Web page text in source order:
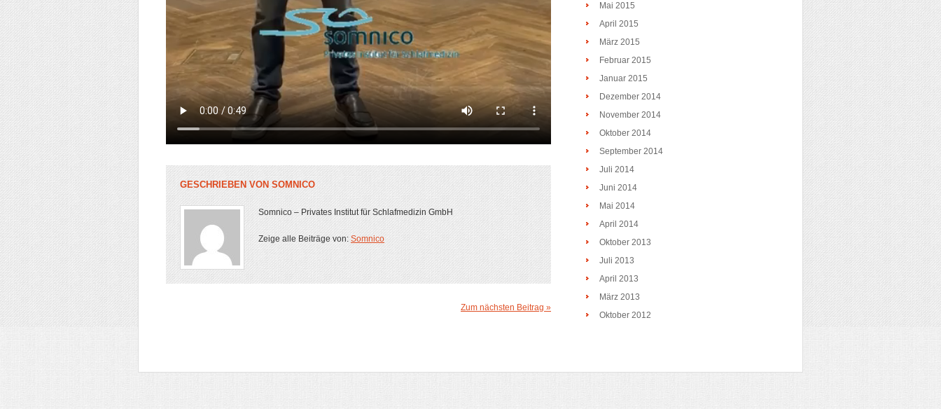
GESCHRIEBEN VONSOMNICO
Somnico – Privates Institut für Schlafmedizin GmbH
Zeige alle Beiträge von: Somnico
Zum nächsten Beitrag »
Mai 2015
April 2015
März 2015
Februar 2015
Januar 2015
Dezember 2014
November 2014
Oktober 2014
September 2014
Juli 2014
Juni 2014
Mai 2014
April 2014
Oktober 2013
Juli 2013
April 2013
März 2013
Oktober 2012